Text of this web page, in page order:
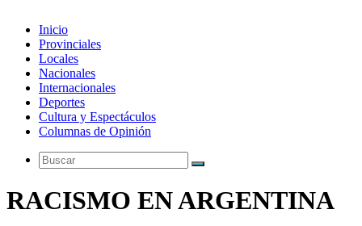
Inicio
Provinciales
Locales
Nacionales
Internacionales
Deportes
Cultura y Espectáculos
Columnas de Opinión
Buscar
RACISMO EN ARGENTINA